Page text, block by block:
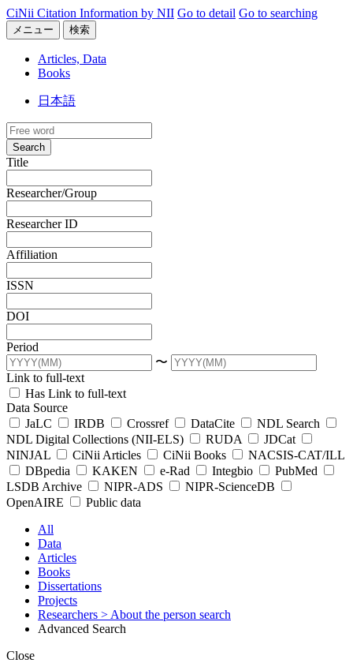
CiNii Citation Information by NII Go to detail Go to searching
メニュー 検索
Articles, Data
Books
日本語
Search
Title
Researcher/Group
Researcher ID
Affiliation
ISSN
DOI
Period
〜
Link to full-text
Has Link to full-text
Data Source
JaLC
IRDB Crossref DataCite
NDL Search
NDL Digital Collections (NII-ELS)
RUDA
JDCat
NINJAL
CiNii Articles CiNii Books
NACSIS-CAT/ILL
DBpedia
KAKEN e-Rad Integbio
PubMed
LSDB Archive
NIPR-ADS
NIPR-ScienceDB
OpenAIRE
Public data
All
Data
Articles
Books
Dissertations
Projects
Researchers > About the person search
Advanced Search
Close